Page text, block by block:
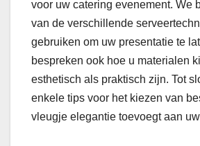
voor uw catering evenement. We
van de verschillende
gebruiken om uw presentatie te
bespreken ook hoe u materialen
esthetisch als praktisch zijn. Tot
enkele tips voor het kiezen van
vleugje elegantie toevoegt aan